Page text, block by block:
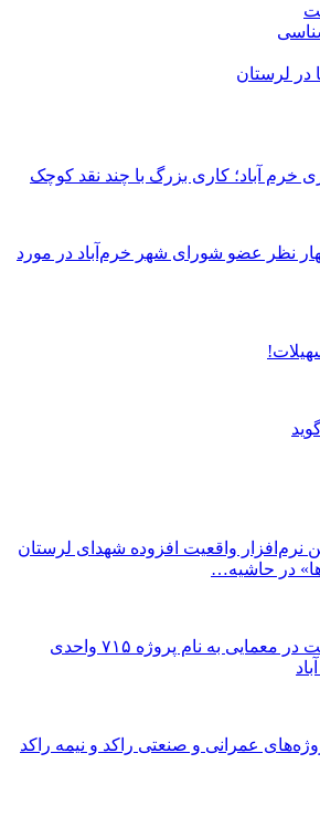
در لرستان
نظر عضو شورای شهر خرم‌آباد در مورد
نرم‌افزار واقعیت افزوده شهدای لرستان
در حاشیه…
چشم انتظاری ملت در معمایی به نام پروژه ۷۱۵ واحدی
عمرانی و صنعتی راکد و نیمه راکد